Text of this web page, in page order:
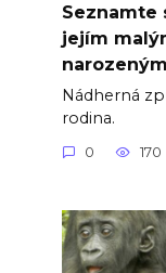
Seznamte
jejím
Nádherná
rodina.
0 170